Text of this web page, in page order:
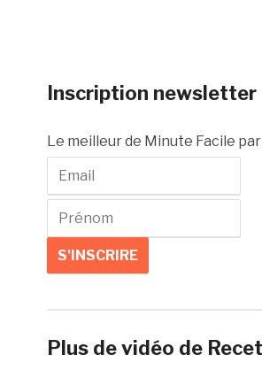
Inscription newsletter
Le meilleur de Minute Facile par
Plus de vidéo de